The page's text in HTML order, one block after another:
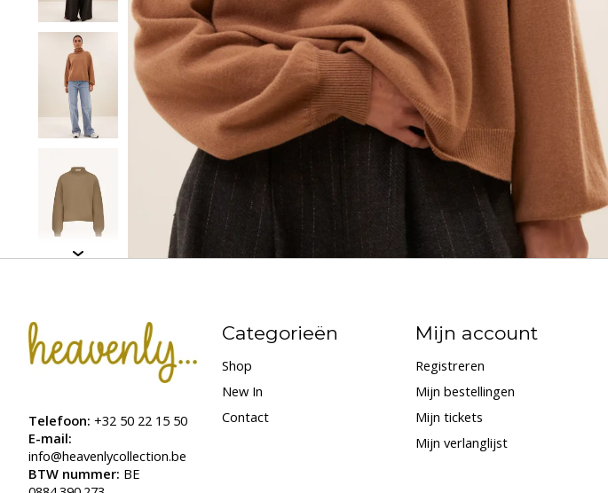
Telefoon: +32 50 22 15 50
E-mail:
info@heavenlycollection.be
BTW nummer: BE
Categorieën
Shop
New In
Contact
Mijn account
Registreren
Mijn bestellingen
Mijn tickets
Mijn verlanglijst